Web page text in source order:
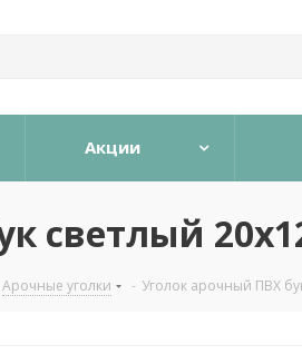
Акции
светлый
Арочные уголки - Уголок арочный ПВХ